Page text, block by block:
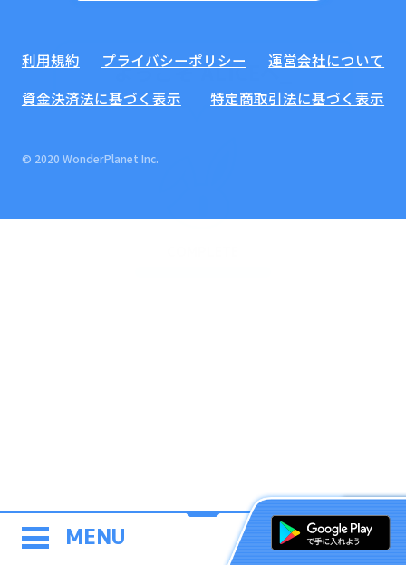
ようこそ ALICEへ_
MENU
利用規約 プライバシーポリシー
運営会社について
資金決済法に基づく表示
特定商取引法に基づく表示
© 2020 WonderPlanet Inc.